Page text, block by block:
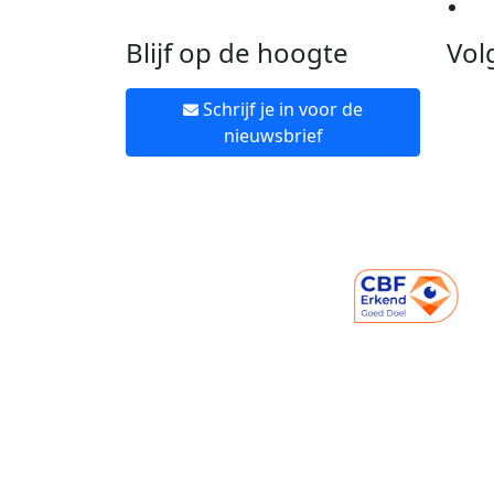
Blijf op de hoogte
Schrijf je in voor de
nieuwsbrief